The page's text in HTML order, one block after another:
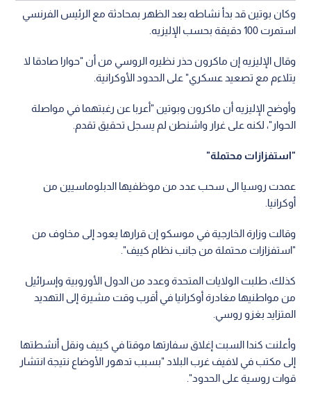
وكان بوتين قد بدأ نشاطه بعد الظهر بمحادثة مع الرئيس الفرنسي
استمرت 100 دقيقة بحسب الإليزيه.
وقال الإليزيه إن ماكرون حذر نظيره الروسي من أن "حوارا صادقا لا
يتلاءم مع تصعيد عسكري" على الحدود الأوكرانية.
وأوضح الإليزيه أن ماكرون وبوتين "أعربا عن رغبتهما في مواصلة
الحوار"، لكنه على غرار واشنطن لم يسجل تحقيق تقدم.
"استفزازات محتملة"
عمدت روسيا الى سحب عدد من موظفيها الدبلوماسيين من
أوكرانيا.
وقالت وزارة الخارجية في موسكو إن قرارها يعود إلى مخاوف من
"استفزازات محتملة من جانب نظام كييف".
كذلك، طلبت الولايات المتحدة وعدد من الدول الأوروبية وإسرائيل
من مواطنيها مغادرة أوكرانيا في أقرب وقت مشيرة إلى التهديد
المتزايد بغزو روسي.
وأعلنت كندا السبت إغلاق سفارتها موقتا في كييف ونقل أنشطتها
إلى مكتب في لافيف غرب البلاد "بسبب تدهور الأوضاع نتيجة انتشار
قوات روسية على الحدود".